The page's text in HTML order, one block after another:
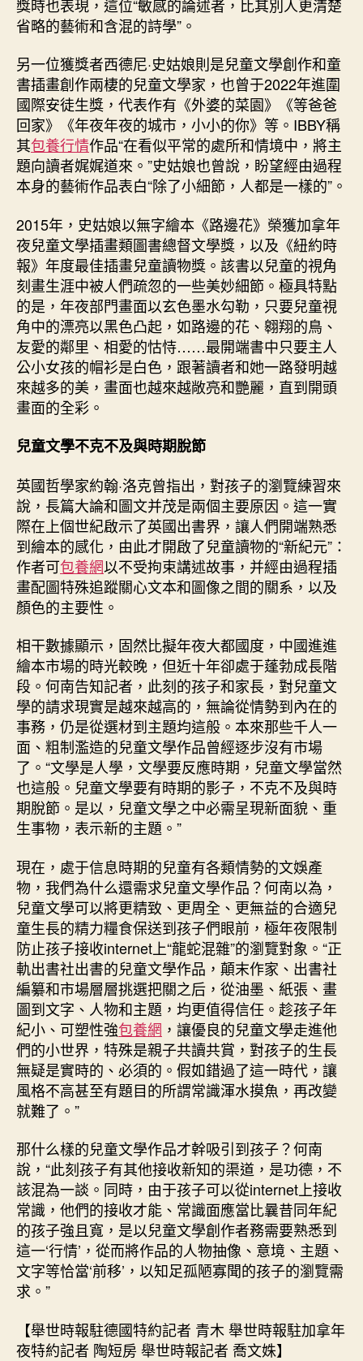
獎時也表現，這位“敏感的論述者，比其別人更清楚
省略的藝術和含混的詩學”。
另一位獲獎者西德尼·史姑娘則是兒童文學創作和童
書插畫創作兩棲的兒童文學家，也曾于2022年進圍
國際安徒生獎，代表作有《外婆的菜園》《等爸爸
回家》《年夜年夜的城市，小小的你》等。IBBY稱
其包養行情作品“在看似平常的處所和情境中，將主
題向讀者娓娓道來。”史姑娘也曾說，盼望經由過程
本身的藝術作品表白“除了小細節，人都是一樣的”。
2015年，史姑娘以無字繪本《路邊花》榮獲加拿年
夜兒童文學插畫類圖書總督文學獎，以及《紐約時
報》年度最佳插畫兒童讀物獎。該書以兒童的視角
刻畫生涯中被人們疏忽的一些美妙細節。極具特點
的是，年夜部門畫面以玄色墨水勾勒，只要兒童視
角中的漂亮以黑色凸起，如路邊的花、翱翔的鳥、
友愛的鄰里、相愛的怙恃……最開端書中只要主人
公小女孩的帽衫是白色，跟著讀者和她一路發明越
來越多的美，畫面也越來越敞亮和艷麗，直到開頭
畫面的全彩。
兒童文學不克不及與時期脫節
英國哲學家約翰·洛克曾指出，對孩子的瀏覽練習來
說，長篇大論和圖文并茂是兩個主要原因。這一實
際在上個世紀啟示了英國出書界，讓人們開端熟悉
到繪本的感化，由此才開啟了兒童讀物的“新紀元”：
作者可包養網以不受拘束講述故事，并經由過程插
畫配圖特殊追蹤關心文本和圖像之間的關系，以及
顏色的主要性。
相干數據顯示，固然比擬年夜大都國度，中國進進
繪本市場的時光較晚，但近十年卻處于蓬勃成長階
段。何南告知記者，此刻的孩子和家長，對兒童文
學的請求現實是越來越高的，無論從情勢到內在的
事務，仍是從選材到主題均這般。本來那些千人一
面、粗制濫造的兒童文學作品曾經逐步沒有市場
了。“文學是人學，文學要反應時期，兒童文學當然
也這般。兒童文學要有時期的影子，不克不及與時
期脫節。是以，兒童文學之中必需呈現新面貌、重
生事物，表示新的主題。”
現在，處于信息時期的兒童有各類情勢的文娛產
物，我們為什么還需求兒童文學作品？何南以為，
兒童文學可以將更精致、更周全、更無益的合適兒
童生長的精力糧食保送到孩子們眼前，極年夜限制
防止孩子接收internet上“龍蛇混雜”的瀏覽對象。“正
軌出書社出書的兒童文學作品，顛末作家、出書社
編纂和市場層層挑選把關之后，從油墨、紙張、畫
圖到文字、人物和主題，均更值得信任。趁孩子年
紀小、可塑性強包養網 ，讓優良的兒童文學走進他
們的小世界，特殊是親子共讀共賞，對孩子的生長
無疑是實時的、必須的。假如錯過了這一時代，讓
風格不高甚至有題目的所謂常識渾水摸魚，再改變
就難了。”
那什么樣的兒童文學作品才幹吸引到孩子？何南
說，“此刻孩子有其他接收新知的渠道，是功德，不
該混為一談。同時，由于孩子可以從internet上接收
常識，他們的接收才能、常識面應當比曩昔同年紀
的孩子強且寬，是以兒童文學創作者務需要熟悉到
這一‘行情’，從而將作品的人物抽像、意境、主題、
文字等恰當‘前移’，以知足孤陋寡聞的孩子的瀏覽需
求。”
【舉世時報駐德國特約記者 青木 舉世時報駐加拿年
夜特約記者 陶短房 舉世時報記者 喬文姝】